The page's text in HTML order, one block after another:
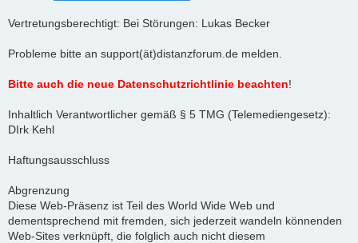
Vertretungsberechtigt: Bei Störungen: Lukas Becker
Probleme bitte an support(ät)distanzforum.de melden.
Bitte auch die neue Datenschutzrichtlinie beachten!
Inhaltlich Verantwortlicher gemäß § 5 TMG (Telemediengesetz):
DIrk Kehl
Haftungsausschluss
Abgrenzung
Diese Web-Präsenz ist Teil des World Wide Web und
dementsprechend mit fremden, sich jederzeit wandeln könnenden
Web-Sites verknüpft, die folglich auch nicht diesem